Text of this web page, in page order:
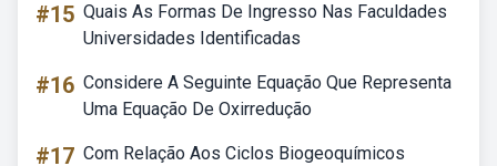
#15 Quais As Formas De Ingresso Nas Faculdades
Universidades Identificadas
#16 Considere A Seguinte Equação Que Representa
Uma Equação De Oxirredução
#17 Com Relação Aos Ciclos Biogeoquímicos